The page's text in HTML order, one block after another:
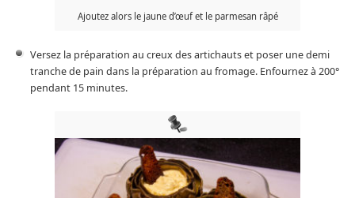
Ajoutez alors le jaune d’œuf et le parmesan râpé
Versez la préparation au creux des artichauts et poser une demi
tranche de pain dans la préparation au fromage. Enfournez à 200°
pendant 15 minutes.